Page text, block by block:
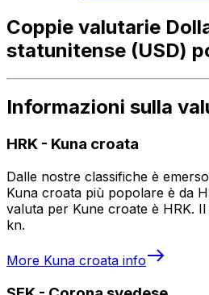
Coppie valutarie
statunitense (USD)
Informazioni sulla
HRK - Kuna croata
Dalle nostre classifiche è
Kuna croata più popolare è da
valuta per Kune croate è HRK.
kn.
More Kuna croata info